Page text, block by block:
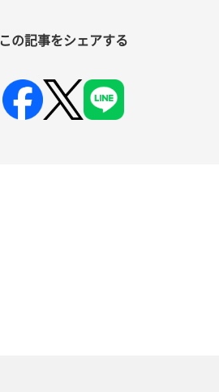
この記事をシェアする